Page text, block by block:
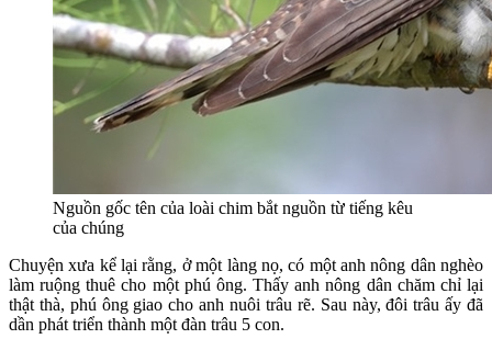
Nguồn gốc tên của loài chim bắt nguồn từ tiếng kêu
của chúng
Chuyện xưa kể lại rằng, ở một làng nọ, có một anh nông dân nghèo
làm ruộng thuê cho một phú ông. Thấy anh nông dân chăm chỉ lại
thật thà, phú ông giao cho anh nuôi trâu rẽ. Sau này, đôi trâu ấy đã
dần phát triển thành một đàn trâu 5 con.